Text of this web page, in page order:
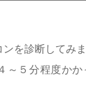
を診断してみま
５分程度かか